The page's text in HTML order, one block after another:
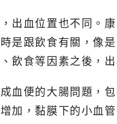
出血位置也不同。
是跟飲食有關，像
飲食等因素之後，
血便的大腸問題，
加，黏膜下的小血